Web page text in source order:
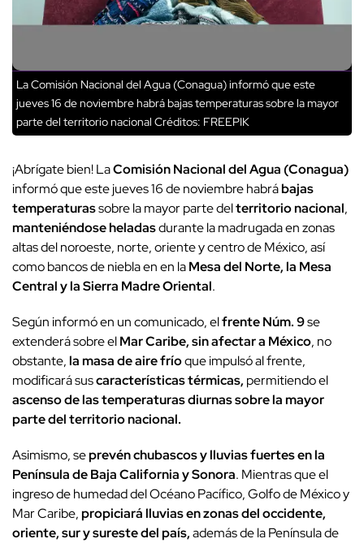
La Comisión Nacional del Agua (Conagua) informó que este
jueves 16 de noviembre habrá bajas temperaturas sobre la mayor
parte del territorio nacional Créditos: FREEPIK
¡Abrígate bien! LaComisión Nacional del Agua (Conagua)
informó que este jueves 16 de noviembre habrábajas
temperaturassobre la mayor parte delterritorio nacional,
manteniéndose heladasdurante la madrugada en zonas
altas del noroeste, norte, oriente y centro de México, así
como bancos de niebla en en laMesa del Norte, la Mesa
Central y la Sierra Madre Oriental.
Según informó en un comunicado, elfrente Núm. 9se
extenderá sobre elMar Caribe, sin afectar a México, no
obstante,la masa de aire fríoque impulsó al frente,
modificará suscaracterísticas térmicas, permitiendo el
ascenso de las temperaturas diurnas sobre la mayor
parte del territorio nacional.
Asimismo, seprevén chubascos y lluvias fuertes en la
Península de Baja California y Sonora. Mientras que el
ingreso de humedad del Océano Pacífico, Golfo de México y
Mar Caribe,propiciará lluvias en zonas del occidente,
oriente, sur y sureste del país,además de la Península de